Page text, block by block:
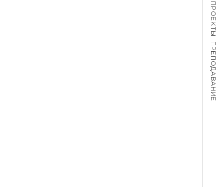
ПРОЕКТЫ
ПРЕПОДАВАНИЕ